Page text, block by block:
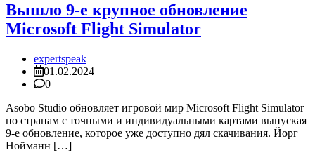
Вышло 9-е крупное обновление
Microsoft Flight Simulator
expertspeak
01.02.2024
0
Asobo Studio обновляет игровой мир Microsoft Flight Simulator
по странам с точными и индивидуальными картами выпуская
9-е обновление, которое уже доступно дял скачивания. Йорг
Нойманн […]